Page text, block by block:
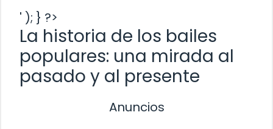
' ); } ?>
La historia de los bailes
populares: una mirada al
pasado y al presente
Anuncios